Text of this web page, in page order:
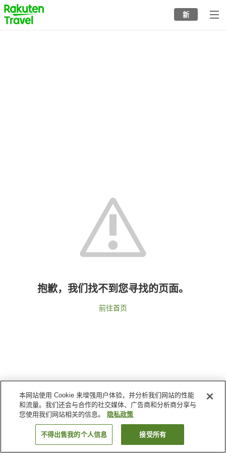
to
top
page
新
抱歉，我们找不到您寻找的页面。
前往首页
本网站使用 Cookie 来增强用户体验，并分析我们网站的性能
和流量。我们还会与合作的社交媒体、广告商和分析商分享与
您使用我们网站相关的信息。
隐私政策
不得出售我的个人信息 接受所有